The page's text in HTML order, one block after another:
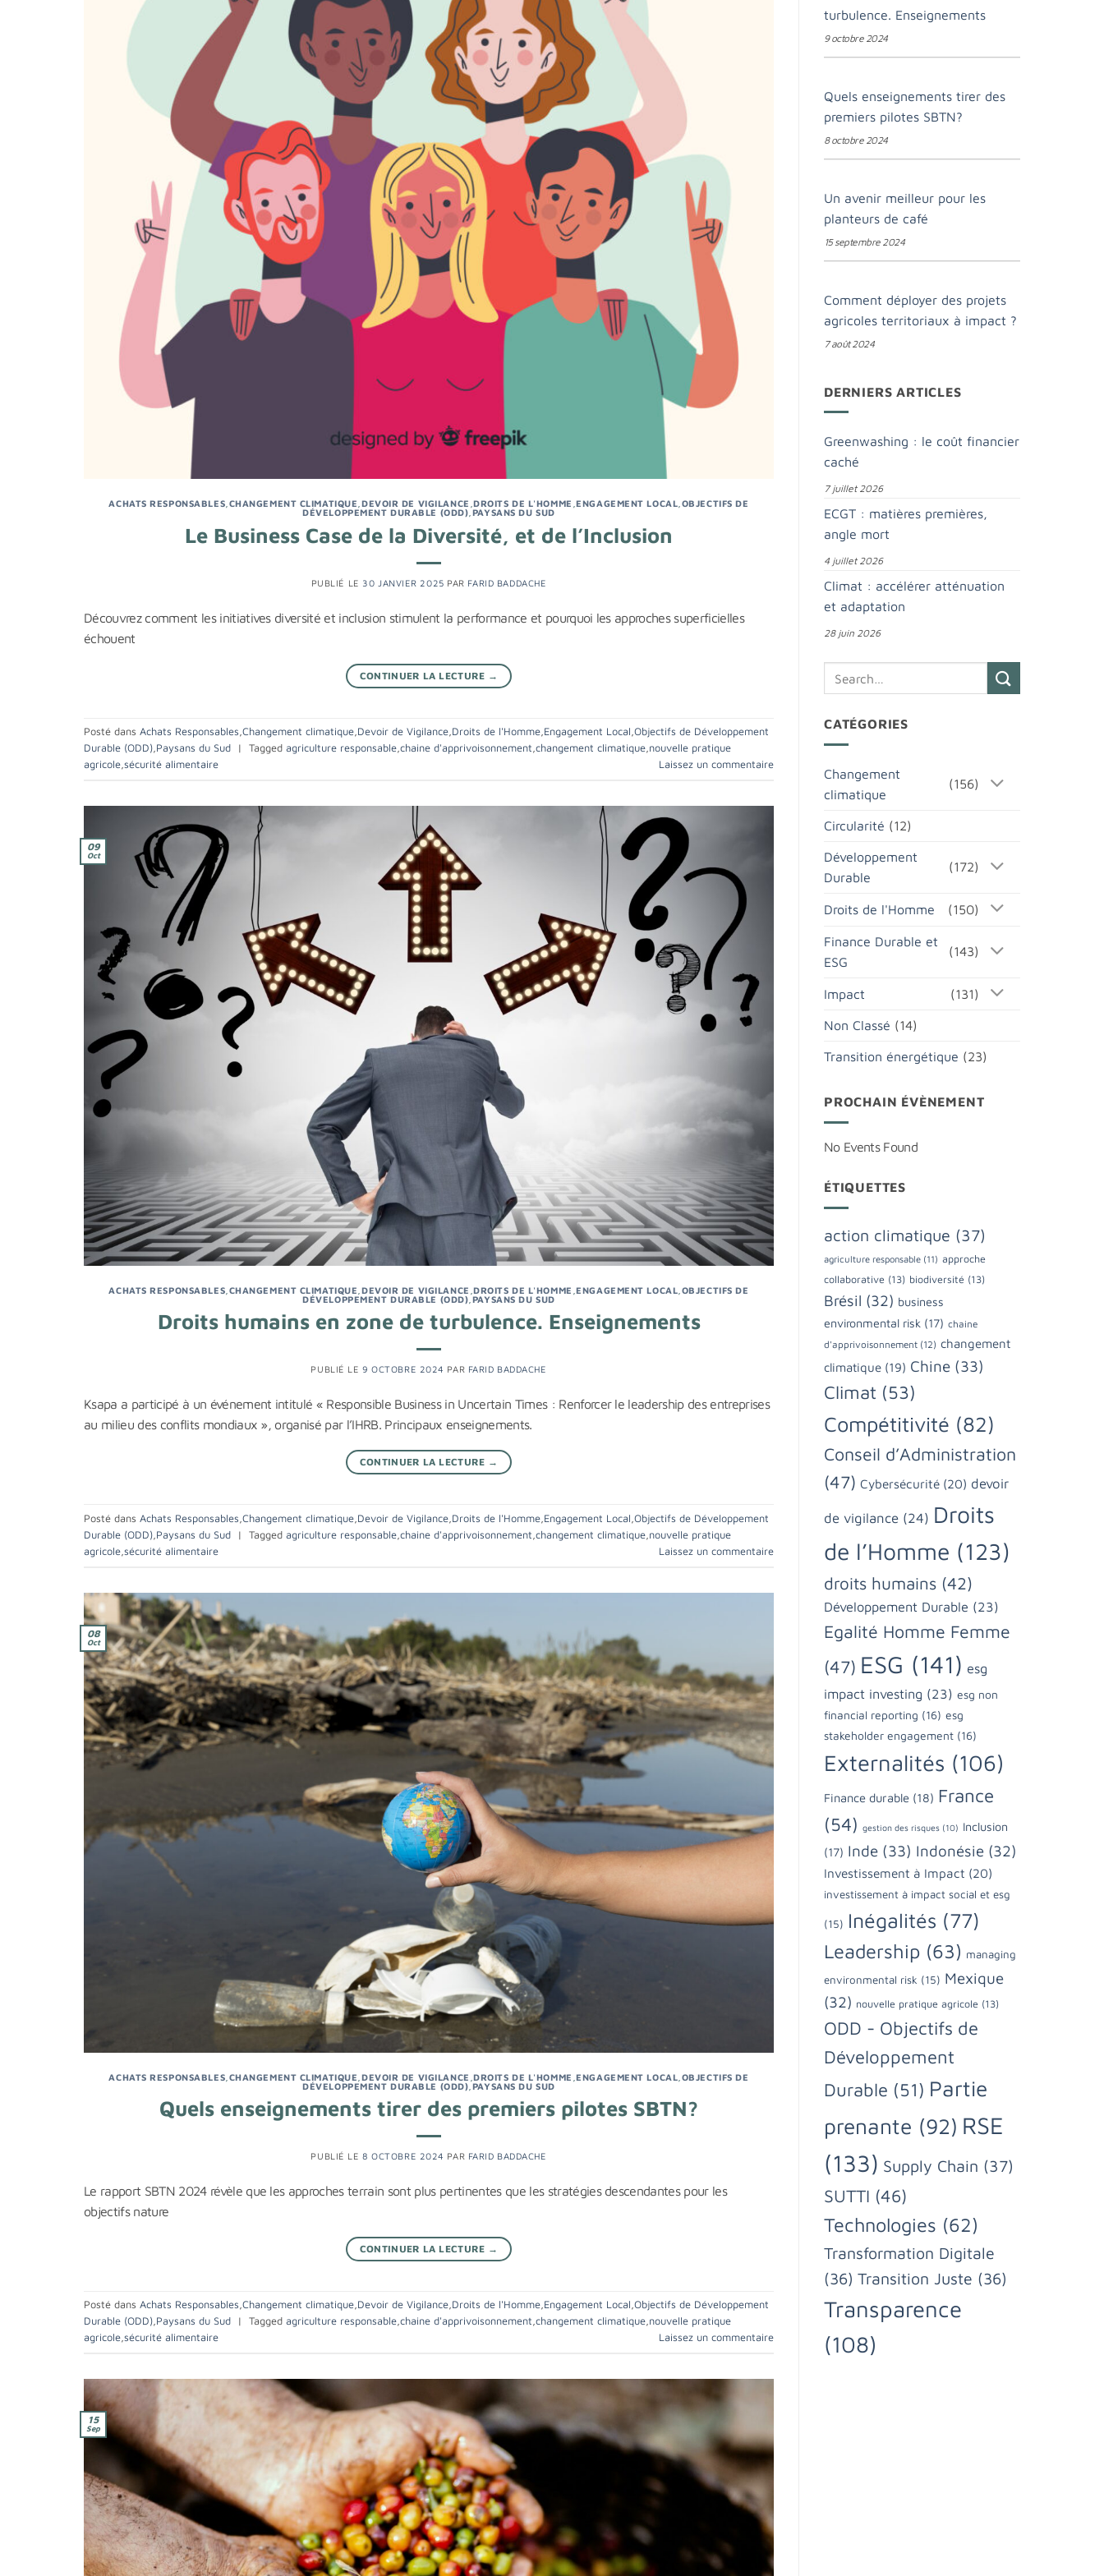
ACHATS RESPONSABLES CHANGEMENT CLIMATIQUE DEVOIR DE VIGILANCE ,DROITS DE L'HOMME ,ENGAGEMENT LOCAL OBJECTIFS DE
DÉVELOPPEMENT DURABLE (ODD) PAYSANS DU SUD
Le Business Case de la Diversité, et de l’Inclusion
PUBLIÉ LE 30 JANVIER 2025 PAR FARID BADDACHE
Découvrez comment les initiatives diversité et inclusion stimulent la performance et pourquoi les approches superficielles
échouent
CONTINUER LA LECTURE →
Posté dans Achats Responsables,Changement climatique,Devoir de Vigilance,Droits de l'Homme,Engagement Local,Objectifs de Développement
Durable (ODD),Paysans du Sud | Tagged agriculture responsable,chaine d'apprivoisonnement,changement climatique,nouvelle pratique
agricole,sécurité alimentaire Laissez un commentaire
09
Oct
ACHATS RESPONSABLES CHANGEMENT CLIMATIQUE DEVOIR DE VIGILANCE ,DROITS DE L'HOMME ,ENGAGEMENT LOCAL OBJECTIFS DE
DÉVELOPPEMENT DURABLE (ODD) ,PAYSANS DU SUD
Droits humains en zone de turbulence. Enseignements
PUBLIÉ LE9 OCTOBRE 2024 PAR FARID BADDACHE
Ksapa a participé à un événement intitulé « Responsible Business in Uncertain Times : Renforcer le leadership des entreprises
au milieu des conflits mondiaux », organisé par l’IHRB. Principaux enseignements.
CONTINUER LA LECTURE →
Posté dans Achats Responsables Changement climatique Devoir de Vigilance Droits de l'Homme Engagement Local Objectifs de Développement
Durable (ODD) Paysans du Sud | Tagged agriculture responsable chaine d'apprivoisonnement changement climatique nouvelle pratique
agricole sécurité alimentaire Laissez un commentaire
08
Oct
ACHATS RESPONSABLES CHANGEMENT CLIMATIQUE DEVOIR DE VIGILANCE ,DROITS DE L'HOMME ,ENGAGEMENT LOCAL
OBJECTIFS DE
DÉVELOPPEMENT DURABLE (ODD) ,PAYSANS DU SUD
Quels enseignements tirer des premiers pilotes SBTN?
PUBLIÉ LE8 OCTOBRE 2024 PAR FARID BADDACHE
Le rapport SBTN 2024 révèle que les approches terrain sont plus pertinentes que les stratégies descendantes pour les
objectifs nature
CONTINUER LA LECTURE →
Posté dans Achats Responsables,Changement climatique,Devoir de Vigilance,Droits de l'Homme,Engagement Local,Objectifs de Développement
Durable (ODD),Paysans du Sud | Tagged agriculture responsable,chaine d'apprivoisonnement,changement climatique,nouvelle pratique
agricole,sécurité alimentaire Laissez un commentaire
15
Sep
turbulence. Enseignements
9 octobre 2024
Quels enseignements tirer des
premiers pilotes SBTN?
8 octobre 2024
Un avenir meilleur pour les
planteurs de café
15 septembre 2024
Comment déployer des projets
agricoles territoriaux à impact ?
7 août 2024
DERNIERS ARTICLES
Greenwashing : le coût financier
caché
7 juillet 2026
ECGT : matières premières,
angle mort
4 juillet 2026
Climat : accélérer atténuation
et adaptation
28 juin 2026
CATÉGORIES
Changement
climatique
(156)
Circularité (12)
Développement
Durable
(172)
Droits de l'Homme (150)
Finance Durable et
ESG
(143)
Impact (131)
Non Classé (14)
Transition énergétique (23)
PROCHAIN ÉVÈNEMENT
No Events Found
ÉTIQUETTES
action climatique (37)
agriculture responsable (11) approche
collaborative (13) biodiversité (13)
Brésil (32) business
environmental risk (17) chaine
d'apprivoisonnement (12) changement
climatique (19) Chine (33)
Climat (53)
Compétitivité (82)
Conseil d’Administration
(47) Cybersécurité (20) devoir
de vigilance (24) Droits
de l’Homme (123)
droits humains (42)
Développement Durable (23)
Egalité Homme Femme
(47) ESG (141) esg
impact investing (23) esg non
financial reporting (16) esg
stakeholder engagement (16)
Externalités (106)
Finance durable (18) France
(54) gestion des risques (10) Inclusion
(17) Inde (33) Indonésie (32)
Investissement à Impact (20)
investissement à impact social et esg
(15) Inégalités (77)
Leadership (63) managing
environmental risk (15) Mexique
(32) nouvelle pratique agricole (13)
ODD - Objectifs de
Développement
Durable (51) Partie
prenante (92) RSE
(133) Supply Chain (37)
SUTTI (46)
Technologies (62)
Transformation Digitale
(36) Transition Juste (36)
Transparence
(108)